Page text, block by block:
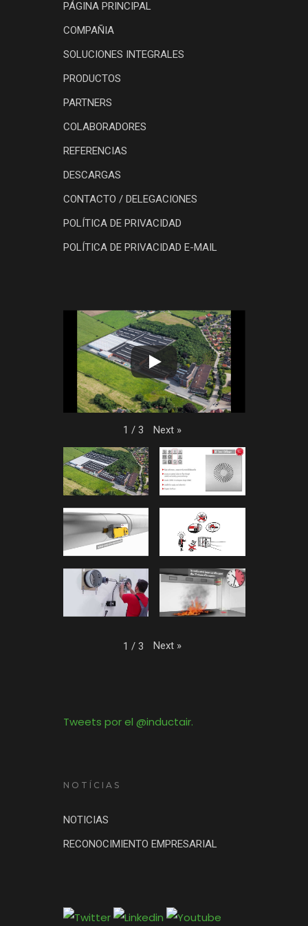
PÁGINA PRINCIPAL
COMPAÑIA
SOLUCIONES INTEGRALES
PRODUCTOS
PARTNERS
COLABORADORES
REFERENCIAS
DESCARGAS
CONTACTO / DELEGACIONES
POLÍTICA DE PRIVACIDAD
POLÍTICA DE PRIVACIDAD E-MAIL
1 / 3 Next »
1 / 3 Next »
Tweets por el @inductair.
NOTÍCIAS
NOTICIAS
RECONOCIMIENTO EMPRESARIAL